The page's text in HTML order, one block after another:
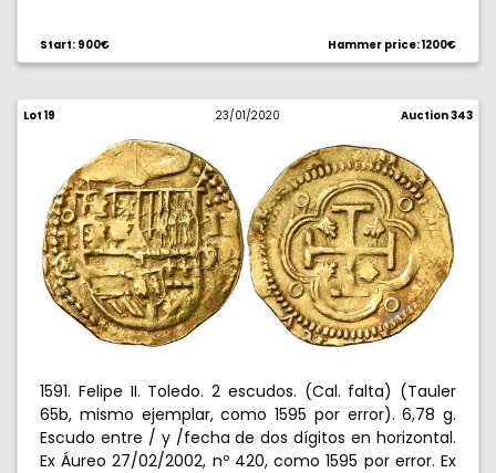
Rara y más así. EBC-.
Start: 900€ Hammer price: 1200€
Lot 19 23/01/2020 Auction 343
1591. Felipe II. Toledo. 2 escudos. (Cal. falta) (Tauler
65b, mismo ejemplar, como 1595 por error). 6,78 g.
Escudo entre / y /fecha de dos dígitos en horizontal.
Ex Áureo 27/02/2002, nº 420, como 1595 por error. Ex